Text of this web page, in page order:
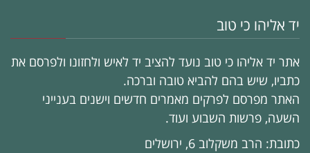
יד אליהו כי טוב
אתר יד אליהו כי טוב נועד להציב יד לאיש ולחזונו ולפרסם את
כתביו, שיש בהם להביא טובה וברכה.
האתר מפרסם לפרקים מאמרים חדשים וישנים בענייני
השעה, פרשות השבוע ועוד.
כתובת: הרב משקלוב 6, ירושלים